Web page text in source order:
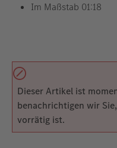
Im Maßstab 01:18
Dieser Artikel ist
benachrichtigen wir
vorrätig ist.